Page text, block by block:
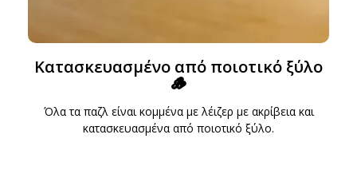
Κατασκευασμένο από ποιοτικό ξύλο
🪵
Όλα τα παζλ είναι κομμένα με λέιζερ με ακρίβεια και
κατασκευασμένα από ποιοτικό ξύλο.
Στείλτε
Συμφωνώ να εγγραφώ στη λίστα αλληλογραφίας